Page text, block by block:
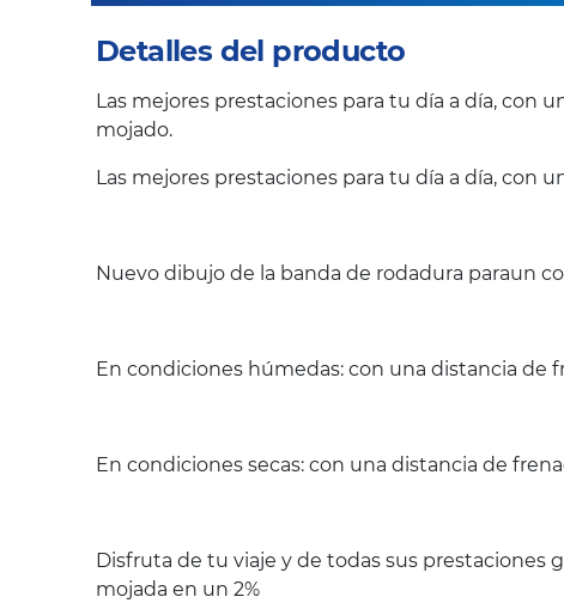
Detalles del producto
Las mejores prestaciones para tu día a día, con
mojado.
Las mejores prestaciones para tu día a día, con
Nuevo dibujo de la banda de rodadura paraun
En condiciones húmedas: con una distancia de
En condiciones secas: con una distancia de
Disfruta de tu viaje y de todas sus
mojada en un 2%